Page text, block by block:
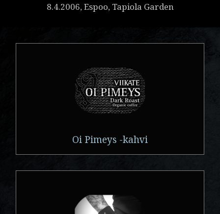
8.4.2006, Espoo, Tapiola Garden
Oi Pimeys -kahvi